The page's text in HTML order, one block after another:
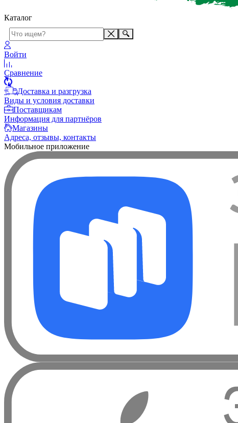
Каталог
Войти
Сравнение
Доставка и разгрузка
Виды и условия доставки
Поставщикам
Информация для партнёров
Магазины
Адреса, отзывы, контакты
Мобильное приложение